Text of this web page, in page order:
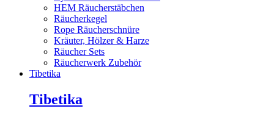
HEM Räucherstäbchen
Räucherkegel
Rope Räucherschnüre
Kräuter, Hölzer & Harze
Räucher Sets
Räucherwerk Zubehör
Tibetika
Tibetika